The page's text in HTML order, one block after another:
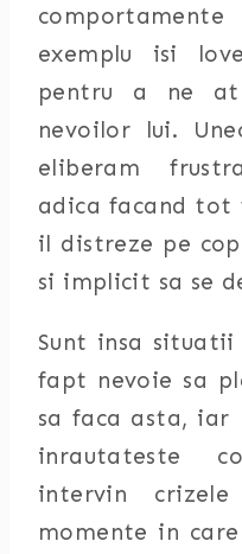
exemplu isi
pentru a ne
nevoilor lui.
eliberam
adica facand tot
il distreze pe
si implicit sa se
Sunt insa
fapt nevoie sa
sa faca asta,
inrautateste
intervin
momente in